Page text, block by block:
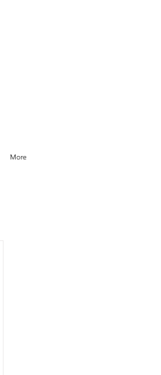
More